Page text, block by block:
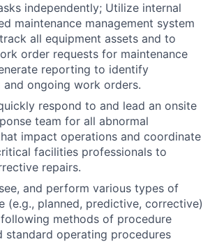
independently; Utilize internal
maintenance management system
all equipment assets and to
order requests for maintenance
reporting to identify
and ongoing work orders.
respond to and lead an onsite
team for all abnormal
impact operations and coordinate
facilities professionals to
repairs.
and perform various types of
(e.g., planned, predictive, corrective)
methods of procedure
standard operating procedures